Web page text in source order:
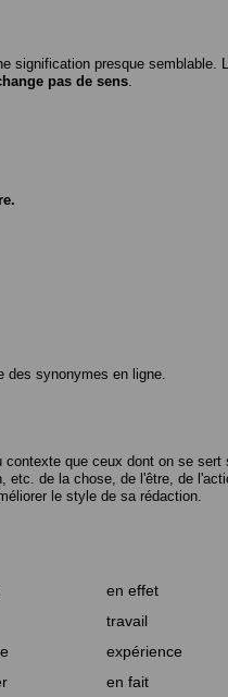
signification presque semblable.
pas de sens
des synonymes en ligne.
que ceux dont on se
de la chose, de l'être, de
le style de sa rédaction.
en effet
travail
expérience
en fait